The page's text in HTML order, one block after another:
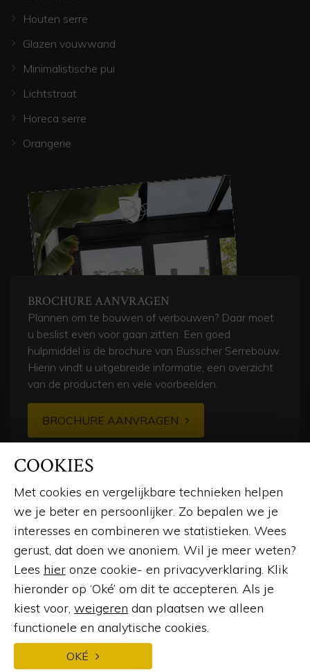
Houten serre
Glazen vouwwand
Minimalistische pui
Lichtstraat
Horeca serre
Orangerie
BROCHURE AANVRAGEN
Plannen om te bouwen of verbouwen? Daar moet
u beslist even voor gaan zitten. Een goed
hulpmiddel is de brochure van Busscher Serrebouw.
Hierin vindt u uitgebreide informatie, een overzicht
van de producten en vele voorbeelden.
BROCHURE AANVRAGEN
© 2026
LinkedIn
Instagram
Facebook
Pinterest
Webdesign en ontwikkeling
COOKIES
Met cookies en vergelijkbare technieken helpen
we je beter en persoonlijker. Zo bepalen we je
interesses en combineren we statistieken. Wees
gerust, dat doen we anoniem. Wil je meer weten?
Lees hier onze cookie- en privacyverklaring. Klik
hieronder op ‘Oké’ om dit te accepteren. Als je
kiest voor, weigeren dan plaatsen we alleen
functionele en analytische cookies.
OKÉ